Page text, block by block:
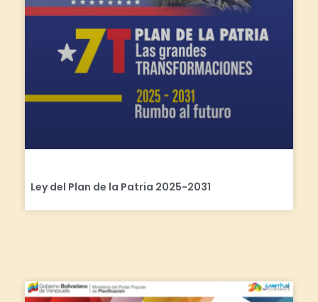
Ley del Plan de la Patria 2025-2031